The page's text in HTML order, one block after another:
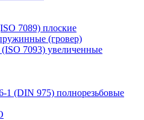
7089) плоские
(гровер)
7093) увеличенные
(DIN 975) полнорезьбовые